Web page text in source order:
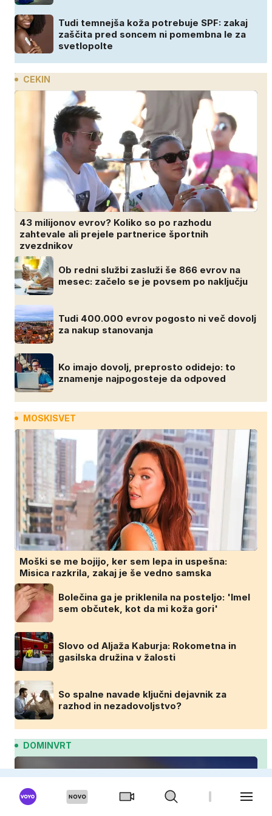
Tudi temnejša koža potrebuje SPF: zakaj
zaščita pred soncem ni pomembna le za
svetlopolte
CEKIN
43 milijonov evrov? Koliko so po razhodu
zahtevale ali prejele partnerice športnih
zvezdnikov
Ob redni službi zasluži še 866 evrov na
mesec: začelo se je povsem po naključju
Tudi 400.000 evrov pogosto ni več dovolj
za nakup stanovanja
Ko imajo dovolj, preprosto odidejo: to
znamenje najpogosteje da odpoved
MOSKISVET
Moški se me bojijo, ker sem lepa in uspešna:
Misica razkrila, zakaj je še vedno samska
Bolečina ga je priklenila na posteljo: 'Imel
sem občutek, kot da mi koža gori'
Slovo od Aljaža Kaburja: Rokometna in
gasilska družina v žalosti
So spalne navade ključni dejavnik za
razhod in nezadovoljstvo?
DOMINVRT